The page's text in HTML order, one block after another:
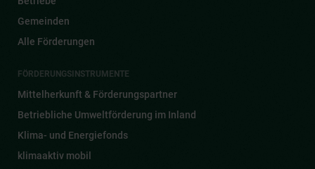
Gemeinden
Alle Förderungen
FÖRDERUNGSINSTRUMENTE
Mittelherkunft & Förderungspartner
Betriebliche Umweltförderung im Inland
Klima- und Energiefonds
klimaaktiv mobil